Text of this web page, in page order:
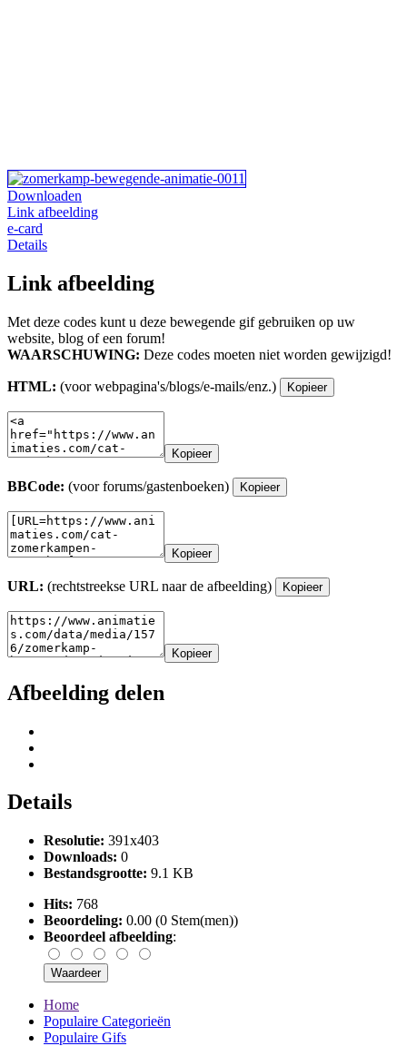
Downloaden
Link afbeelding
e-card
Details
Link afbeelding
Met deze codes kunt u deze bewegende gif gebruiken op uw
website, blog of een forum!
WAARSCHUWING: Deze codes moeten niet worden gewijzigd!
HTML: (voor webpagina's/blogs/e-mails/enz.) Kopieer
Kopieer
BBCode: (voor forums/gastenboeken) Kopieer
Kopieer
URL: (rechtstreekse URL naar de afbeelding) Kopieer
Kopieer
Afbeelding delen
Details
Resolutie: 391x403
Downloads: 0
Bestandsgrootte: 9.1 KB
Hits: 768
Beoordeling: 0.00 (0 Stem(men))
Beoordeel afbeelding:
Home
Populaire Categorieën
Populaire Gifs